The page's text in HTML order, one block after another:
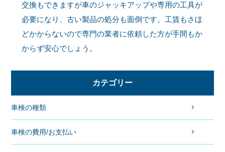
交換もできますが車のジャッキアップや専用の工具が
必要になり、古い製品の処分も面倒です。工賃もさほ
どかからないので専門の業者に依頼した方が手間もか
からず安心でしょう。
カテゴリー
車検の種類
車検の費用/お支払い